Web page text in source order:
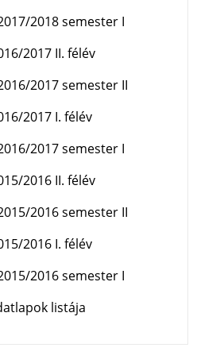
2018 semester I
2017 II. félév
2017 semester II
2017 I. félév
2017 semester I
2016 II. félév
2016 semester II
2016 I. félév
2016 semester I
listája